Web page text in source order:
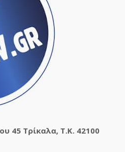
45 Τρίκαλα, Τ.Κ. 42100